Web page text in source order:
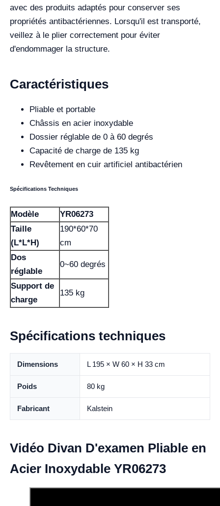
avec des produits adaptés pour conserver ses
propriétés antibactériennes. Lorsqu'il est transporté,
veillez à le plier correctement pour éviter
d'endommager la structure.
Caractéristiques
Pliable et portable
Châssis en acier inoxydable
Dossier réglable de 0 à 60 degrés
Capacité de charge de 135 kg
Revêtement en cuir artificiel antibactérien
Spécifications Techniques
Modèle
YR06273
Taille
(L*L*H)
190*60*70
cm
Dos
réglable
0~60 degrés
Support de
charge
135 kg
Spécifications techniques
Dimensions L 195 × W 60 × H 33 cm
Poids 80 kg
Fabricant Kalstein
Vidéo Divan D'examen Pliable en
Acier Inoxydable YR06273